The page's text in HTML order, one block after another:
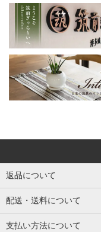
返品について
配送・送料について
支払い方法について